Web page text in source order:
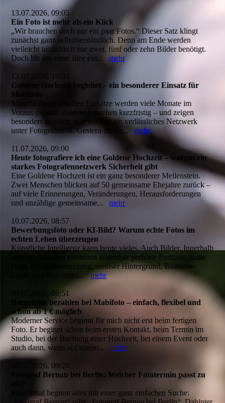
13.07.2026, 09:05
Ein Foto ist mehr als ein Klick
„Wir brauchen doch nur ein paar Fotos.“ Dieser Satz klingt
zunächst ganz selbstverständlich. Denn am Ende werden
vielleicht tatsächlich nur zwei, fünf oder zehn Bilder benötigt.
Doch bis aus einer Idee ein...mehr
12.07.2026, 10:33
Goldene Hochzeit begleitet – ein besonderer Einsatz für
Mabifoto
Manche fotografischen Einsätze werden viele Monate im
Voraus geplant. Andere entstehen kurzfristig – und zeigen
besonders deutlich, wie wichtig ein verlässliches Netzwerk
unter Fotografen ist. Gestern durfte...mehr
11.07.2026, 09:00
Heute fotografiere ich eine Goldene Hochzeit – warum ein
starkes Fotografennetzwerk Sicherheit gibt
Eine Goldene Hochzeit ist ein ganz besonderer Meilenstein.
Zwei Menschen blicken auf 50 gemeinsame Ehejahre zurück –
auf viele Erinnerungen, Veränderungen, Herausforderungen
und unzählige gemeinsame...mehr
10.07.2026, 08:57
Bewerbungsfoto oder KI-Bild? Warum echte Fotos im
echten Leben überzeugen
Künstliche Intelligenz kann heute vieles. Auch Bilder. Innerhalb
weniger Minuten entstehen scheinbar perfekte Portraits: glatte
Haut, ideale Beleuchtung, seriöser Hintergrund, Business-
Look. Auf den ersten...mehr
09.07.2026, 08:51
Bargeldlos bezahlen bei Mabifoto – einfach, flexibel und
schon ab 1 € möglich
Moderner Service beginnt für mich nicht erst beim fertigen
Foto. Er beginnt schon beim ersten Kontakt, beim Termin im
Studio, bei der Buchung einer Hochzeit, bei einem Event oder
auch dann, wenn auf einem...mehr
08.07.2026, 09:24
Fotograf Bernau bei Berlin: Welcher Fototermin passt zu
Manchmal beginnt alles mit einer ganz einfachen Suche: